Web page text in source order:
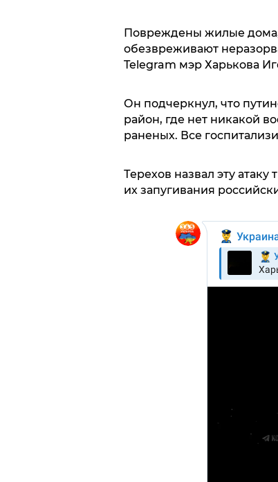
Повреждены жилые дома,
обезвреживают
Telegram мэр Харькова
Он подчеркнул, что
район, где нет никакой
раненых. Все
Терехов назвал эту
их запугивания